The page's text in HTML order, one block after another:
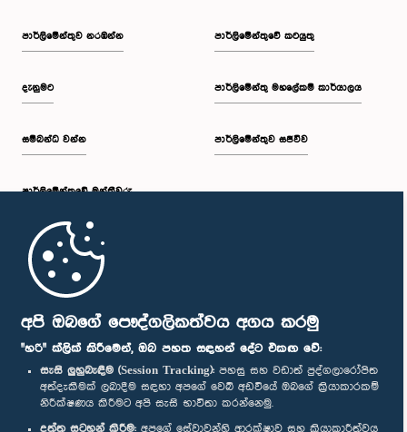
අපි ඔබගේ පෞද්ගලිකත්වය අගය කරමු
"හරි" ක්ලික් කිරීමෙන්, ඔබ පහත සඳහන් දේට එකඟ වේ:
සැසි ලුහුබැඳීම (Session Tracking): පහසු සහ වඩාත් පුද්ගලාරෝපිත
අත්දැකීමක් ලබාදීම සඳහා අපගේ වෙබ් අඩවියේ ඔබගේ ක්‍රියාකාරකම්
නිරීක්ෂණය කිරීමට අපි සැසි භාවිතා කරන්නෙමු.
දත්ත සටහන් කිරීම: අපගේ සේවාවන්හි ආරක්ෂාව සහ ක්‍රියාකාරීත්වය
පාර්ලි‌මේන්තුව නරඹන්න
දැනුමට
සම්බන්ධ වන්න
පාර්ලි‌මේන්තුවේ මන්ත්‍රීවරු
මුල් පිටුව
පාර්ලිමේන්තුවේ කටයුතු
පාර්ලිමේන්තු මහලේකම් කාර්යාලය
පාර්ලිමේන්තුව සජීවීව
පාර්ලිමේන්තු ජංගම යෙදුම
අප හා සම්බන්ධ වී සිටින්න :